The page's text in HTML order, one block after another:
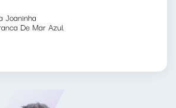
Joaninha
De Mar Azul.